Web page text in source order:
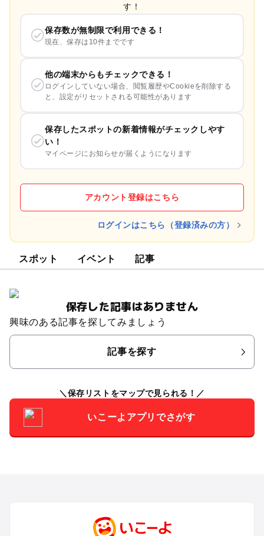
す！
保存数が無制限で利用できる！
現在、保存は10件までです
他の端末からもチェックできる！
ログインしていない場合、閲覧履歴やCookieを削除する
と、設定がリセットされる可能性があります
保存したスポットの新着情報がチェックしやす
い！
マイページにお知らせが届くようになります
アカウント登録はこちら
ログインはこちら（登録済みの方）
スポット イベント 記事
保存した記事はありません
興味のある記事を探してみましょう
記事を探す
保存リストをマップで見られる！
いこーよアプリでさがす